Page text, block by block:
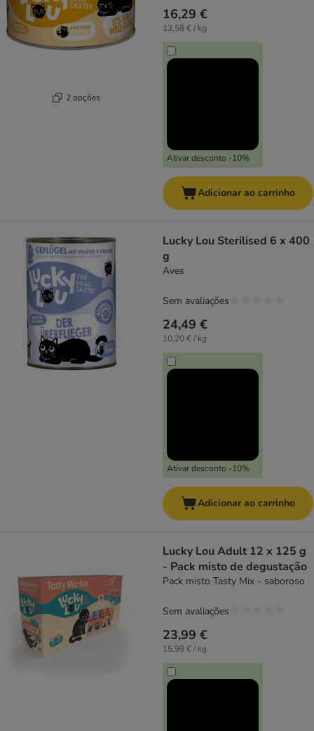
2 opções
16,29 €
13,58 € / kg
Ativar desconto -10%
Adicionar ao carrinho
Lucky Lou Sterilised 6 x 400
g
Aves
24,49 €
10,20 € / kg
Ativar desconto -10%
Sem avaliações
Adicionar ao carrinho
Lucky Lou Adult 12 x 125 g
- Pack misto de degustação
Pack misto Tasty Mix - saboroso
23,99 €
15,99 € / kg
Sem avaliações